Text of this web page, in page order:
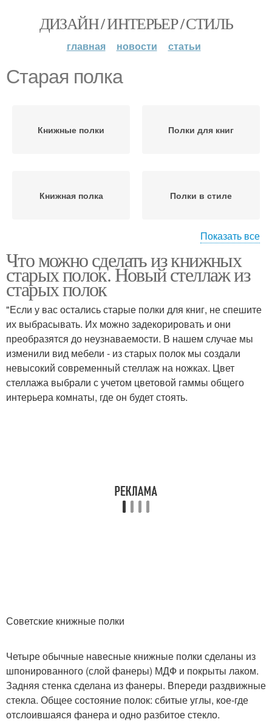
ДИЗАЙН / ИНТЕРЬЕР / СТИЛЬ
главная новости статьи
Старая полка
Книжные полки Полки для книг
Книжная полка Полки в стиле
Руки из старой мебели Полки для школьника
Интересные полки Полки на стену
Показать все
Что можно сделать из книжных
старых полок. Новый стеллаж из
старых полок
"Если у вас остались старые полки для книг, не спешите
их выбрасывать. Их можно задекорировать и они
преобразятся до неузнаваемости. В нашем случае мы
изменили вид мебели - из старых полок мы создали
невысокий современный стеллаж на ножках. Цвет
стеллажа выбрали с учетом цветовой гаммы общего
интерьера комнаты, где он будет стоять.
Советские книжные полки
Четыре обычные навесные книжные полки сделаны из
шпонированного (слой фанеры) МДФ и покрыты лаком.
Задняя стенка сделана из фанеры. Впереди раздвижные
стекла. Общее состояние полок: сбитые углы, кое-где
отслоившаяся фанера и одно разбитое стекло.